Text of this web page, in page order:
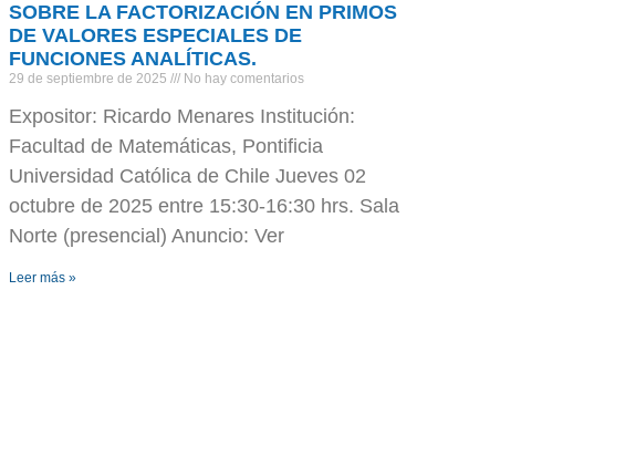
SOBRE LA FACTORIZACIÓN EN PRIMOS
DE VALORES ESPECIALES DE
FUNCIONES ANALÍTICAS.
29 de septiembre de 2025 No hay comentarios
Expositor: Ricardo Menares Institución:
Facultad de Matemáticas, Pontificia
Universidad Católica de Chile Jueves 02
octubre de 2025 entre 15:30-16:30 hrs. Sala
Norte (presencial) Anuncio: Ver
Leer más »